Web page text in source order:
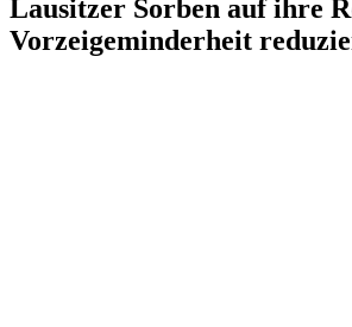
Lausitzer Sorben auf ihre
Vorzeigeminderheit